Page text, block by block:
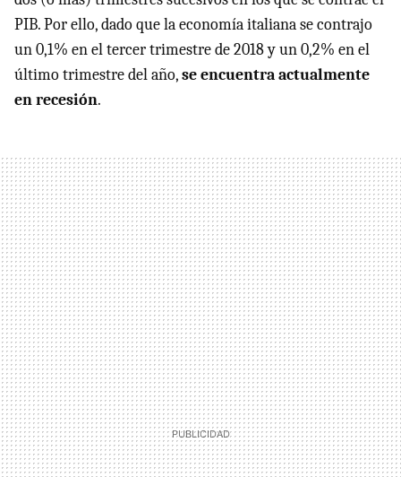
PIB. Por ello, dado que la economía italiana se contrajo
un 0,1% en el tercer trimestre de 2018 y un 0,2% en el
último trimestre del año,se encuentra actualmente
en recesión.